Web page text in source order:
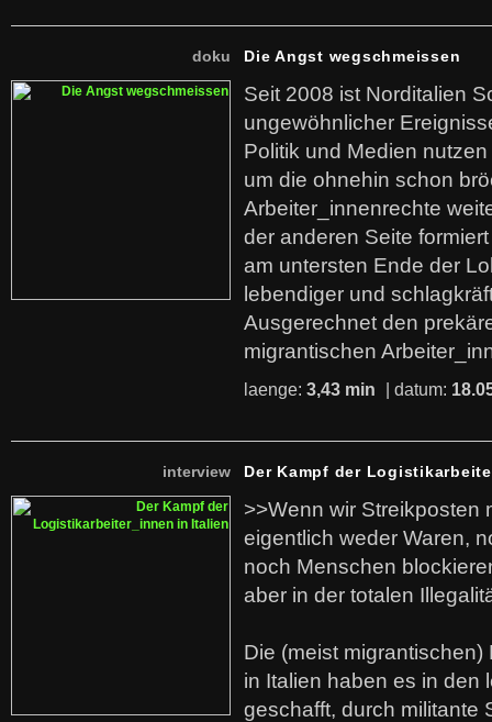
doku Die Angst wegschmeissen
Seit 2008 ist Norditalien
ungewöhnlicher
Politik und Medien
um die ohnehin schon
Arbeiter_innenrechte
der anderen Seite
am untersten Ende der
lebendiger und
Ausgerechnet den
migrantischen
laenge: 3,43 min | datum:
interview Der Kampf der
>>Wenn wir Streikposten
eigentlich weder Waren,
noch Menschen
aber in der totalen
Die (meist
in Italien haben es in den
geschafft, durch militante